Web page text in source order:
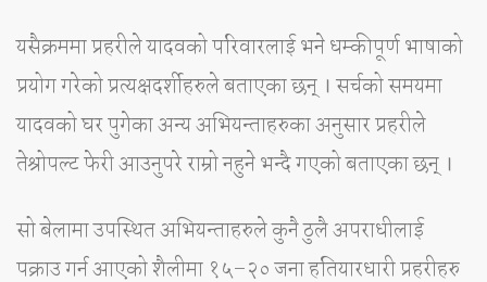
यसैक्रममा प्रहरीले यादवको परिवारलाई भने धम्कीपूर्ण भाषाको
प्रयोग गरेको प्रत्यक्षदर्शीहरुले बताएका छन् । सर्चको समयमा
यादवको घर पुगेका अन्य अभियन्ताहरुका अनुसार प्रहरीले
तेश्रोपल्ट फेरी आउनुपरे राम्रो नहुने भन्दै गएको बताएका छन् ।
सो बेलामा उपस्थित अभियन्ताहरुले कुनै ठुलै अपराधीलाई
पक्राउ गर्न आएको शैलीमा १५–२० जना हतियारधारी प्रहरीहरु